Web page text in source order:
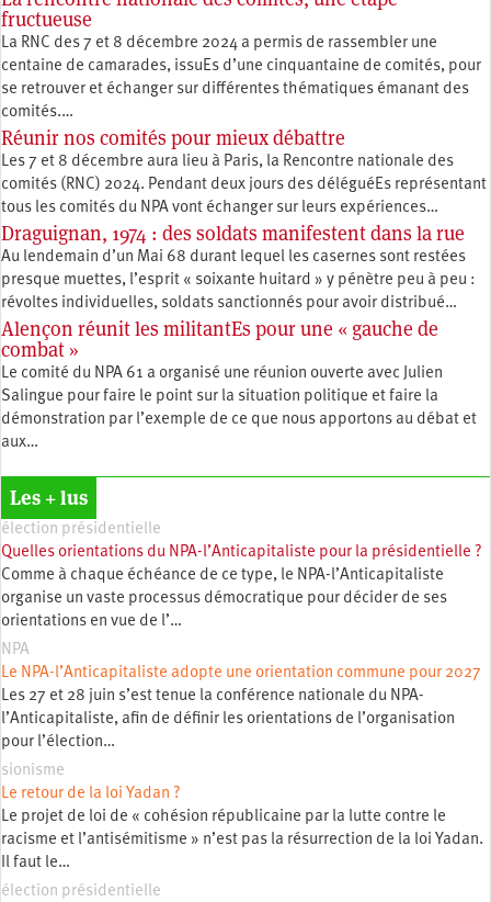
fructueuse
La RNC des 7 et 8 décembre 2024 a permis de rassembler une
centaine de camarades, issuEs d’une cinquantaine de comités, pour
se retrouver et échanger sur différentes thématiques émanant des
comités.…
Réunir nos comités pour mieux débattre
Les 7 et 8 décembre aura lieu à Paris, la Rencontre nationale des
comités (RNC) 2024. Pendant deux jours des déléguéEs représentant
tous les comités du NPA vont échanger sur leurs expériences…
Draguignan, 1974 : des soldats manifestent dans la rue
Au lendemain d’un Mai 68 durant lequel les casernes sont restées
presque muettes, l’esprit « soixante huitard » y pénètre peu à peu :
révoltes individuelles, soldats sanctionnés pour avoir distribué…
Alençon réunit les militantEs pour une « gauche de
combat »
Le comité du NPA 61 a organisé une réunion ouverte avec Julien
Salingue pour faire le point sur la situation politique et faire la
démonstration par l’exemple de ce que nous apportons au débat et
aux…
Les + lus
élection présidentielle
Quelles orientations du NPA-l’Anticapitaliste pour la présidentielle ?
Comme à chaque échéance de ce type, le NPA-l’Anticapitaliste
organise un vaste processus démocratique pour décider de ses
orientations en vue de l’…
NPA
Le NPA-l’Anticapitaliste adopte une orientation commune pour 2027
Les 27 et 28 juin s’est tenue la conférence nationale du NPA-
l’Anticapitaliste, afin de définir les orientations de l’organisation
pour l’élection…
sionisme
Le retour de la loi Yadan ?
Le projet de loi de « cohésion républicaine par la lutte contre le
racisme et l’antisémitisme » n’est pas la résurrection de la loi Yadan.
Il faut le…
élection présidentielle